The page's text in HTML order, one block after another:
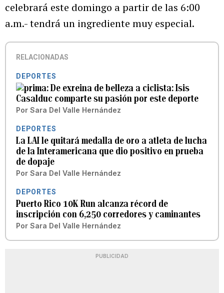
celebrará este domingo a partir de las 6:00
a.m.- tendrá un ingrediente muy especial.
RELACIONADAS
DEPORTES
De exreina de belleza a ciclista: Isis
Casalduc comparte su pasión por este deporte
Por Sara Del Valle Hernández
DEPORTES
La LAI le quitará medalla de oro a atleta de lucha
de la Interamericana que dio positivo en prueba
de dopaje
Por Sara Del Valle Hernández
DEPORTES
Puerto Rico 10K Run alcanza récord de
inscripción con 6,250 corredores y caminantes
Por Sara Del Valle Hernández
PUBLICIDAD